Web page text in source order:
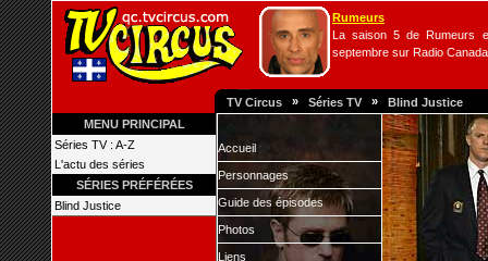
Rumeurs
La saison 5 de Rumeurs
septembre sur Radio
TV Circus » Séries TV » Blind Justice
MENU PRINCIPAL
Séries TV : A-Z
L'actu des séries
SÉRIES PRÉFÉRÉES
Blind Justice
Accueil
Personnages
Guide des épisodes
Photos
Liens